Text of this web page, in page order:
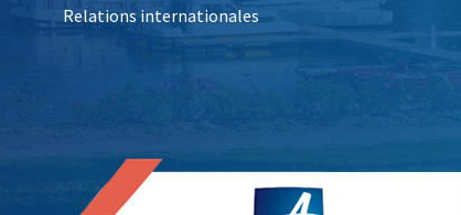
Relations internationales
une nouvelle fenêtre